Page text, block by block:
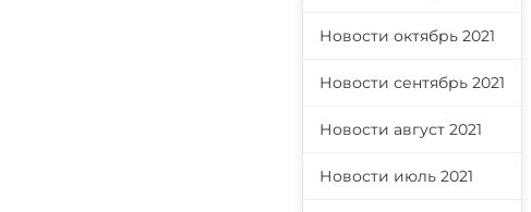
Новости октябрь 2021
Новости сентябрь 2021
Новости август 2021
Новости июль 2021